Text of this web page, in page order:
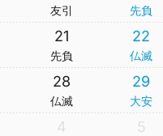
友引 先負
21
先負
22
仏滅
28
仏滅
29
大安
4 5